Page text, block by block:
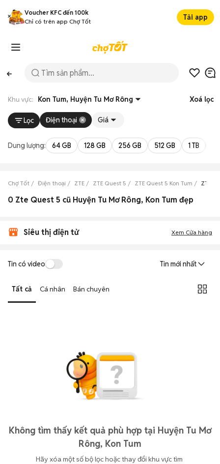
Voucher KFC đến 100k
Chỉ có trên app Chợ Tốt
Tải app
Khu vực: Kon Tum, Huyện Tu Mơ Rông Xoá lọc
Lọc Điện thoại Giá
Dung lượng: 64 GB 128 GB 256 GB 512 GB 1 TB
Chợ Tốt Điện thoại ZTE ZTE Quest 5 ZTE Quest 5 Kon Tum ZTE
0 Zte Quest 5 cũ Huyện Tu Mơ Rông, Kon Tum đẹp
Siêu thị điện tử Xem Cửa hàng
Tin có video Tin mới nhất
Tất cả Cá nhân Bán chuyên
Không tìm thấy kết quả phù hợp tại Huyện Tu Mơ
Rông, Kon Tum
Hãy xóa một số bộ lọc hoặc thay đổi khu vực tìm